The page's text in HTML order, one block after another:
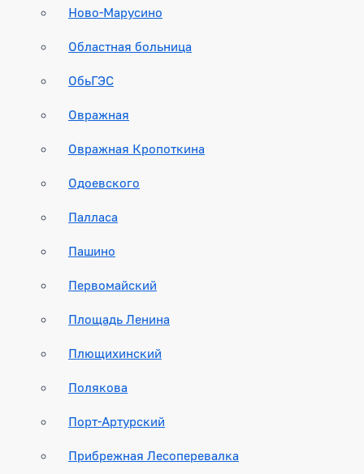
Ново-Марусино
Областная больница
ОбьГЭС
Овражная
Овражная Кропоткина
Одоевского
Палласа
Пашино
Первомайский
Площадь Ленина
Плющихинский
Полякова
Порт-Артурский
Прибрежная Лесоперевалка